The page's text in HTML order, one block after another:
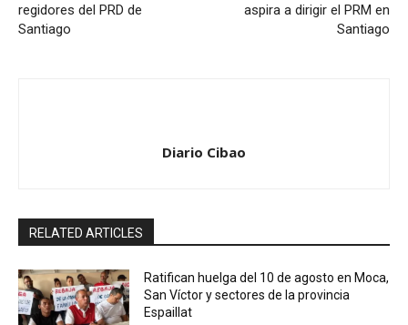
regidores del PRD de
Santiago
aspira a dirigir el PRM en
Santiago
Diario Cibao
RELATED ARTICLES
Ratifican huelga del 10 de agosto en Moca,
San Víctor y sectores de la provincia
Espaillat